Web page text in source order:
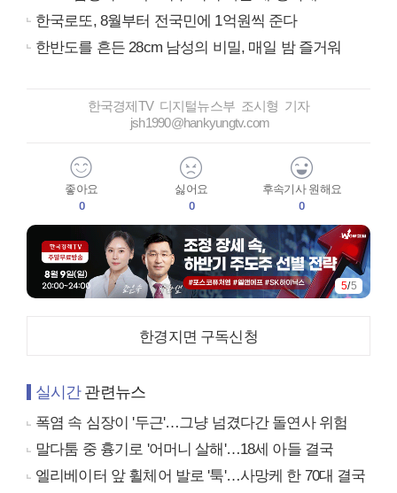
한국로또, 8월부터 전국민에 1억원씩 준다
한반도를 흔든 28cm 남성의 비밀, 매일 밤 즐거워
한국경제TV 디지털뉴스부 조시형 기자
jsh1990@hankyungtv.com
좋아요
0
싫어요
0
후속기사 원해요
0
5/5
한경지면 구독신청
실시간관련뉴스
폭염 속 심장이 '두근'…그냥 넘겼다간 돌연사 위험
말다툼 중 흉기로 '어머니 살해'…18세 아들 결국
엘리베이터 앞 휠체어 발로 '툭'…사망케 한 70대 결국